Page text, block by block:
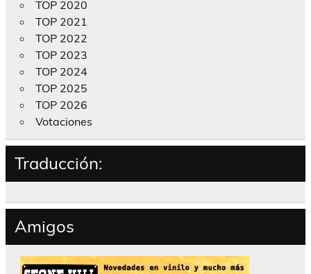
TOP 2020
TOP 2021
TOP 2022
TOP 2023
TOP 2024
TOP 2025
TOP 2026
Votaciones
Traducción:
Amigos